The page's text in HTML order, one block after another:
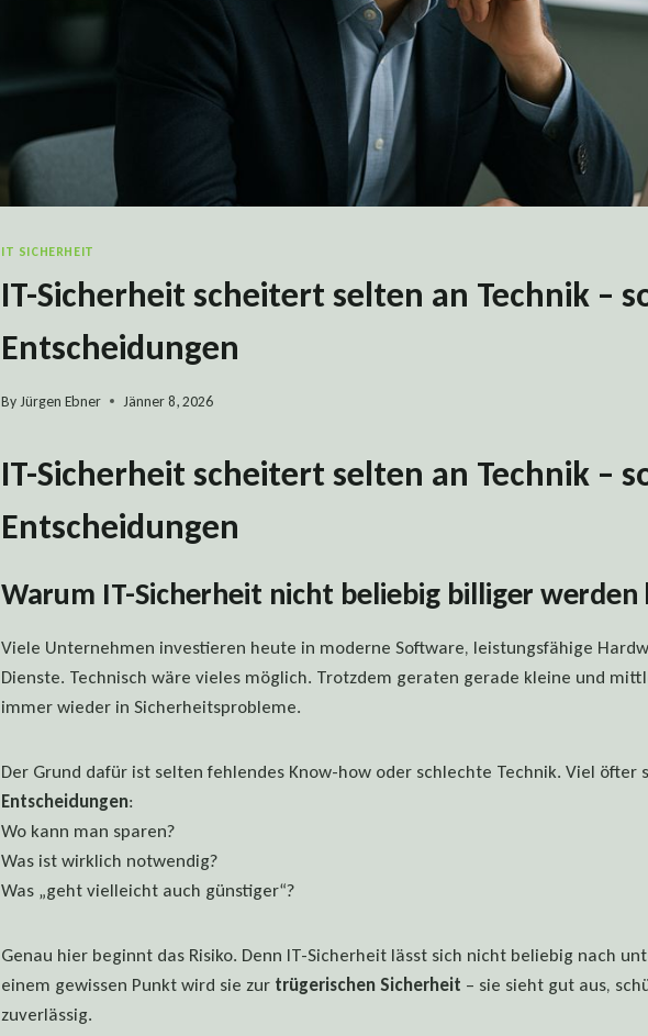
IT SICHERHEIT
IT-Sicherheit scheitert selten an Technik –
Entscheidungen
ByJürgen Ebner Jänner 8, 2026
IT-Sicherheit scheitert selten an Technik –
Entscheidungen
Warum IT-Sicherheit nicht beliebig billiger werden
Viele Unternehmen investieren heute in moderne Software, leistungsfähige
Dienste. Technisch wäre vieles möglich. Trotzdem geraten gerade kleine und
immer wieder in Sicherheitsprobleme.
Der Grund dafür ist selten fehlendes Know-how oder schlechte Technik. Viel öfter
Entscheidungen:
Wo kann man sparen?
Was ist wirklich notwendig?
Was „geht vielleicht auch günstiger“?
Genau hier beginnt das Risiko. Denn IT-Sicherheit lässt sich nicht beliebig nach
einem gewissen Punkt wird sie zur trügerischen Sicherheit – sie sieht gut aus,
zuverlässig.